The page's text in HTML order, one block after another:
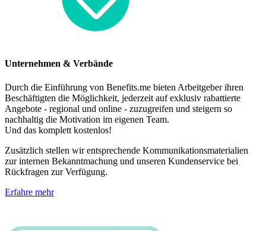
Unternehmen & Verbände
Durch die Einführung von Benefits.me bieten Arbeitgeber ihren
Beschäftigten die Möglichkeit, jederzeit auf exklusiv rabattierte
Angebote - regional und online - zuzugreifen und steigern so
nachhaltig die Motivation im eigenen Team.
Und das komplett kostenlos!
Zusätzlich stellen wir entsprechende Kommunikationsmaterialien
zur internen Bekanntmachung und unseren Kundenservice bei
Rückfragen zur Verfügung.
Erfahre mehr